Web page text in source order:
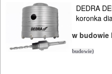
sds-
max
Młoty
wyburzeniowe
DEDRA
koronka
w budowie
budowie)